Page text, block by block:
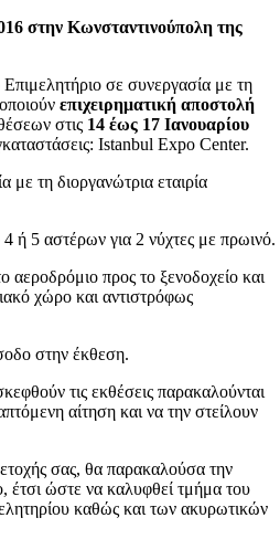
στην Κωνσταντινούπολη της
σε συνεργασία με τη
επιχειρηματική αποστολή
στις 14 έως 17 Ιανουαρίου
Istanbul Expo Center.
με τη διοργανώτρια εταιρία
ή 5 αστέρων για 2 νύχτες με πρωινό.
προς το ξενοδοχείο και
χώρο και αντιστρόφως
στην έκθεση.
τις εκθέσεις παρακαλούνται
αίτηση και να την στείλουν
σας, θα παρακαλούσα την
ώστε να καλυφθεί τμήμα του
καθώς και των ακυρωτικών